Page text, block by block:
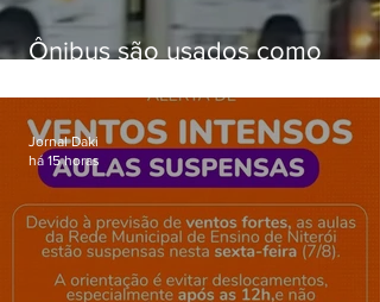
Ônibus são usados como
Gardênia Azul
Jornal Daki
há 15 horas